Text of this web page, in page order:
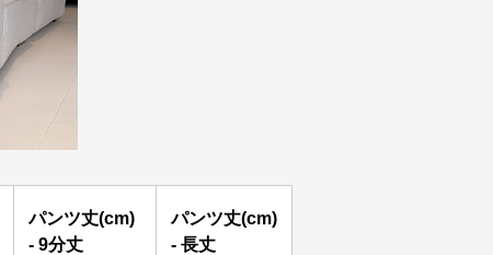
パンツ丈(cm)
- 9分丈
パンツ丈(cm)
- 長丈